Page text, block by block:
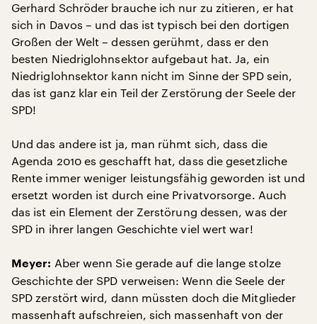
Gerhard Schröder brauche ich nur zu zitieren, er hat
sich in Davos – und das ist typisch bei den dortigen
Großen der Welt – dessen gerühmt, dass er den
besten Niedriglohnsektor aufgebaut hat. Ja, ein
Niedriglohnsektor kann nicht im Sinne der SPD sein,
das ist ganz klar ein Teil der Zerstörung der Seele der
SPD!
Und das andere ist ja, man rühmt sich, dass die
Agenda 2010 es geschafft hat, dass die gesetzliche
Rente immer weniger leistungsfähig geworden ist und
ersetzt worden ist durch eine Privatvorsorge. Auch
das ist ein Element der Zerstörung dessen, was der
SPD in ihrer langen Geschichte viel wert war!
Meyer: Aber wenn Sie gerade auf die lange stolze
Geschichte der SPD verweisen: Wenn die Seele der
SPD zerstört wird, dann müssten doch die Mitglieder
massenhaft aufschreien, sich massenhaft von der